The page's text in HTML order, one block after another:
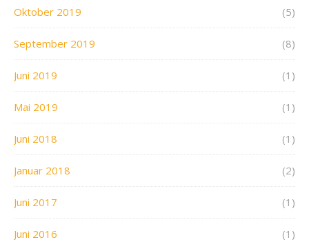
Oktober 2019 (5)
September 2019 (8)
Juni 2019 (1)
Mai 2019 (1)
Juni 2018 (1)
Januar 2018 (2)
Juni 2017 (1)
Juni 2016 (1)